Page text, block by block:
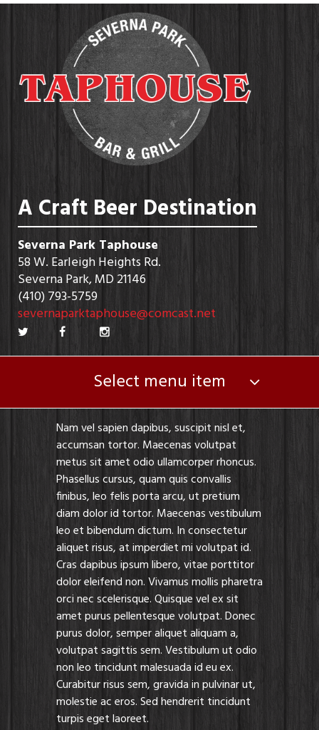
A Craft Beer Destination
Severna Park Taphouse
58 W. Earleigh Heights Rd.
Severna Park, MD 21146
(410) 793-5759
severnaparktaphouse@comcast.net
Select menu item
Nam vel sapien dapibus, suscipit nisl et,
accumsan tortor. Maecenas volutpat
metus sit amet odio ullamcorper rhoncus.
Phasellus cursus, quam quis convallis
finibus, leo felis porta arcu, ut pretium
diam dolor id tortor. Maecenas vestibulum
leo et bibendum dictum. In consectetur
aliquet risus, at imperdiet mi volutpat id.
Cras dapibus ipsum libero, vitae porttitor
dolor eleifend non. Vivamus mollis pharetra
orci nec scelerisque. Quisque vel ex sit
amet purus pellentesque volutpat. Donec
purus dolor, semper aliquet aliquam a,
volutpat sagittis sem. Vestibulum ut odio
non leo tincidunt malesuada id eu ex.
Curabitur risus sem, gravida in pulvinar ut,
molestie ac eros. Sed hendrerit tincidunt
turpis eget laoreet.